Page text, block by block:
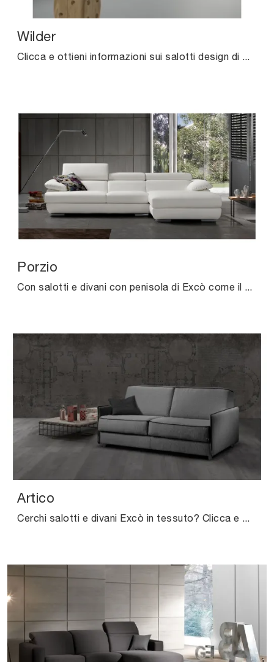
Wilder
Clicca e ottieni informazioni sui salotti design di Excò! Diversi modelli di divani, come Wilder, ti aspettano.
Porzio
Con salotti e divani con penisola di Excò come il modello Porzio in pelle, potrai completare il tuo progetto d'arredo.
Artico
Cerchi salotti e divani Excò in tessuto? Clicca e ottieni informazioni sul modello Artico per spazi moderni.